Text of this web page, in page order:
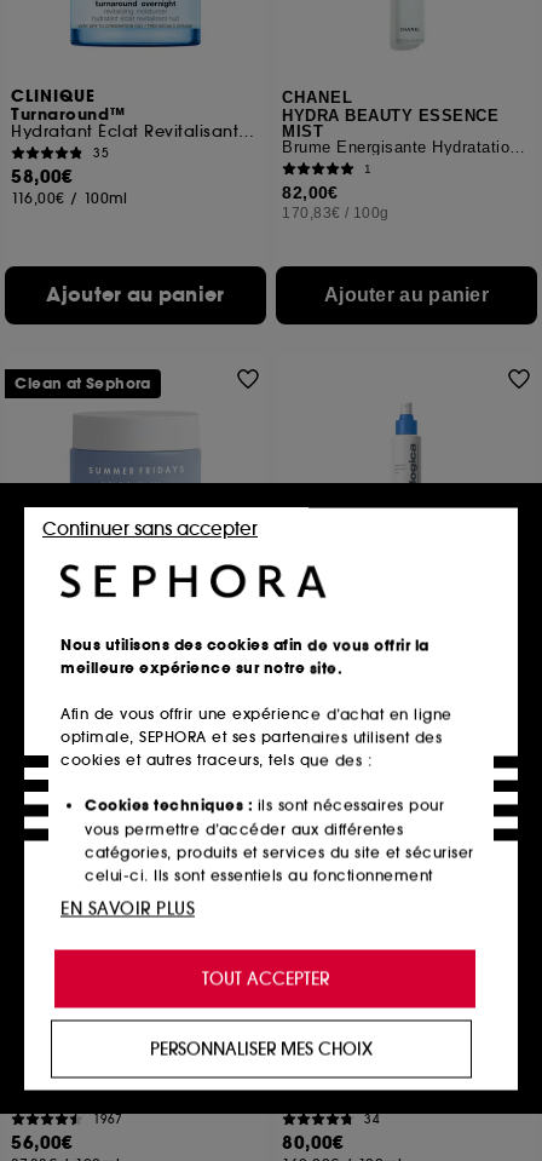
CLINIQUE
Turnaround™
Hydratant Éclat Revitalisant Nuit
35
58,00€
116,00€ / 100ml
Ajouter au panier
CHANEL
HYDRA BEAUTY ESSENCE
MIST
Brume Énergisante Hydratation Protection Éclat
1
82,00€
170,83€ / 100g
Ajouter au panier
SUMMER FRIDAYS
Crème Riche Effet Coussin
57,00€
Ajouter au panier
Clean at Sephora
DERMALOGICA
Hyaluronic Ceramid Mist
57,00€
Ajouter au panier
The Camellia Cleansing Oil
Démaquillant Et Nettoyant 2-en-1
1967
56,00€
Clean at Sephora
SHISEIDO
Essential Energy
Crème Jour Activatrice d'Hydratation SPF20
34
80,00€
Nous utilisons des cookies afin de vous offrir la
meilleure expérience sur notre site.
Afin de vous offrir une expérience d’achat en ligne
optimale, SEPHORA et ses partenaires utilisent des
cookies et autres traceurs, tels que des :
Cookies techniques : ils sont nécessaires pour
vous permettre d’accéder aux différentes
catégories, produits et services du site et sécuriser
celui-ci. Ils sont essentiels au fonctionnement
technique du site et ne peuvent être désactivés.
de vous offrir une expérience enrichie et
personnalisée en vous recommandant des
produits, des services et des contenus qui
proposer des offres promotionnelles adaptées à
votre profil.
Cookies réseaux sociaux et publicité :
utilisés pour vous présenter du contenu susceptible
TOUT ACCEPTER
Continuer sans accepter
PERSONNALISER MES CHOIX
EN SAVOIR PLUS